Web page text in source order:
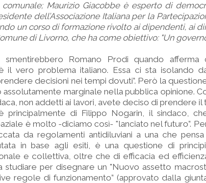
Maurizio Giacobbe è esperto di
dell’Associazione Italiana per la
un corso di formazione rivolto ai dipendenti, ai
di Livorno, che ha come obiettivo: "Un
smentirebbero Romano Prodi quando afferma
il vero problema italiano. Essa ci sta isolando
decisioni nei tempi dovuti”. Però la
marginale nella pubblica opinione.
non addetti ai lavori, avete deciso di prendere
principalmente di Filippo Nogarin, il sindaco,
è molto -diciamo così- "lanciato nel futuro”.
da regolamenti antidiluviani a una che
in base agli esiti, è una questione di
e collettiva, oltre che di efficacia ed
studiare per disegnare un "Nuovo assetto
regole di funzionamento” (approvato dalla